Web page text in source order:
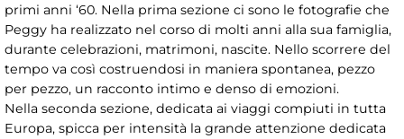
primi anni ‘60. Nella prima sezione ci sono le fotografie che
Peggy ha realizzato nel corso di molti anni alla sua famiglia,
durante celebrazioni, matrimoni, nascite. Nello scorrere del
tempo va così costruendosi in maniera spontanea, pezzo
per pezzo, un racconto intimo e denso di emozioni.
Nella seconda sezione, dedicata ai viaggi compiuti in tutta
Europa, spicca per intensità la grande attenzione dedicata